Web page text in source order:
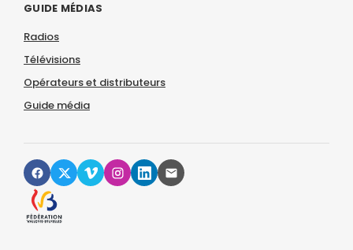
GUIDE MÉDIAS
Radios
Télévisions
Opérateurs et distributeurs
Guide média